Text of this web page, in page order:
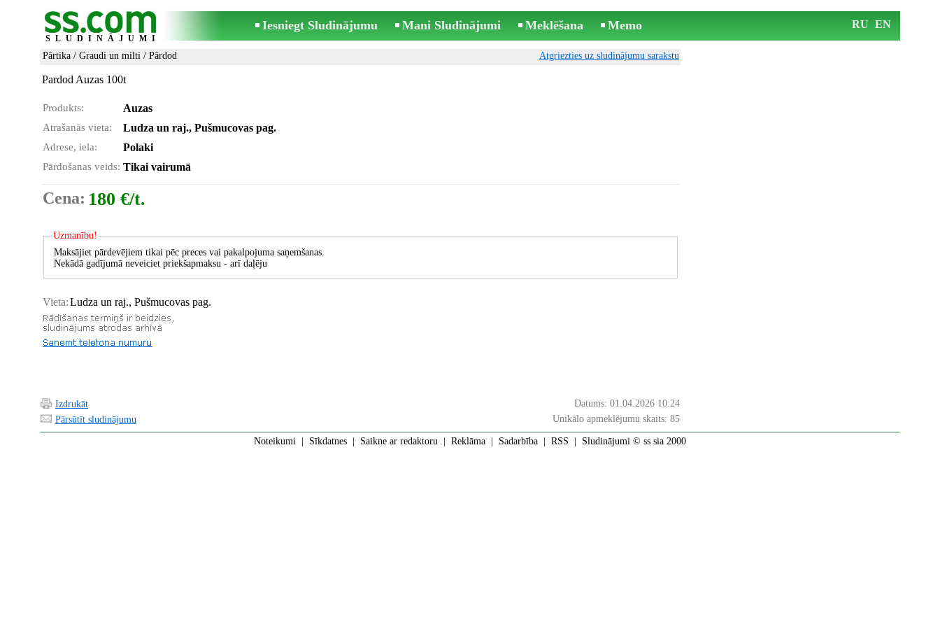
SLUDINĀJUMI
Iesniegt Sludinājumu Mani Sludinājumi Meklēšana Memo RU EN
Pārtika / Graudi un milti / Pārdod Atgriezties uz sludinājumu sarakstu
Pardod Auzas 100t
Produkts: Auzas
Atrašanās vieta: Ludza un raj., Pušmucovas pag.
Adrese, iela: Polaki
Pārdošanas veids: Tikai vairumā
Cena: 180 €/t.
Uzmanību!
Maksājiet pārdevējiem tikai pēc preces vai pakalpojuma saņemšanas.
Nekādā gadījumā neveiciet priekšapmaksu - arī daļēju
Vieta:Ludza un raj., Pušmucovas pag.
Izdrukāt
Datums: 01.04.2026 10:24
Pārsūtīt sludinājumu
Unikālo apmeklējumu skaits: 85
Noteikumi Sīkdatnes Saikne ar redaktoru Reklāma Sadarbība RSS | Sludinājumi © ss sia 2000